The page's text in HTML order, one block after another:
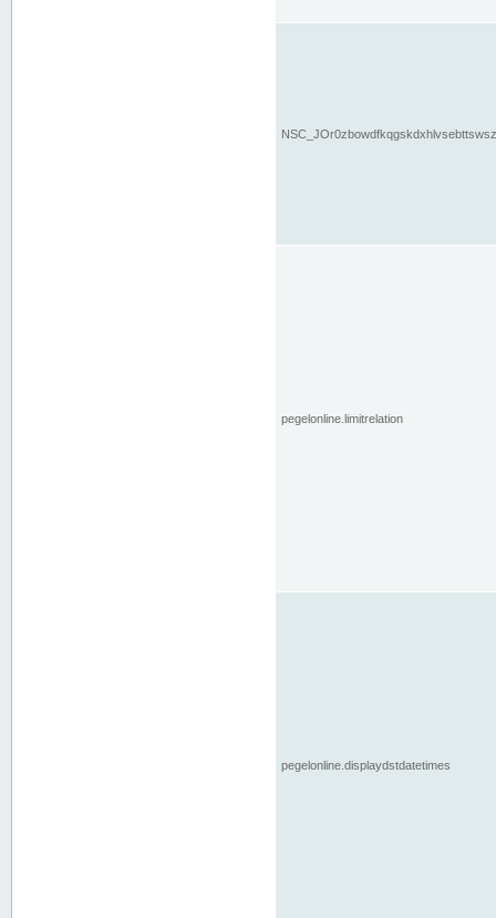
pegelonline.limitrelation
pegelonline.displaydstdatetimes